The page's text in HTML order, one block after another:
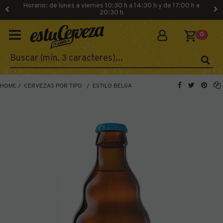
Horario: de lunes a viernes 10:30 h a 14:30 h y de 17:00 h a
20:30 h
0
HOME CERVEZAS POR TIPO ESTILO BELGA